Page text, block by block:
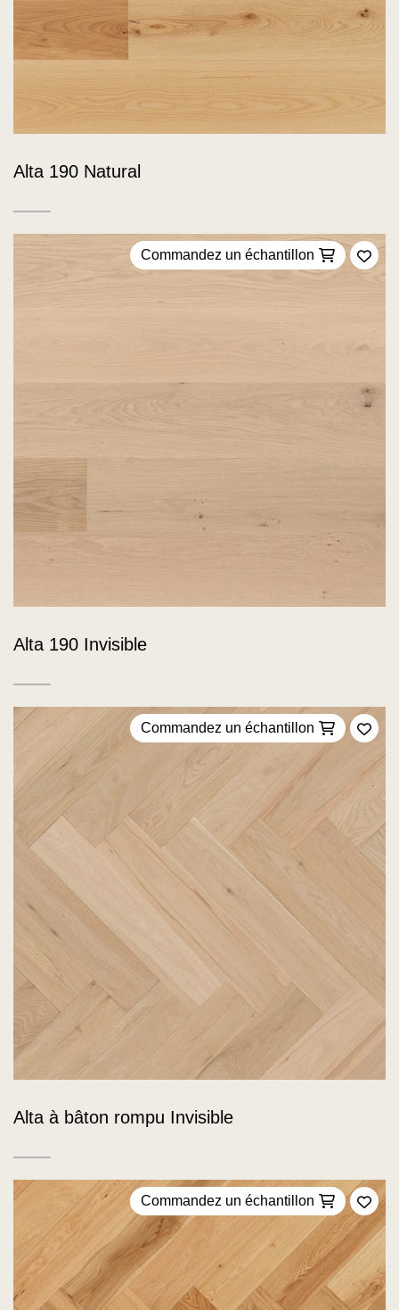
Alta 190 Natural
Commandez un échantillon
Alta 190 Invisible
Commandez un échantillon
Alta à bâton rompu Invisible
Commandez un échantillon